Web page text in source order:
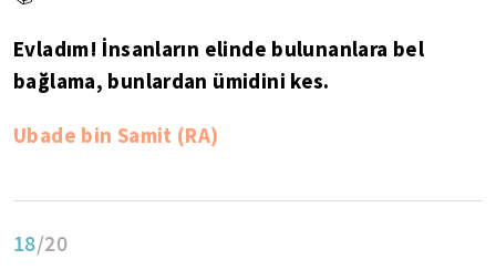
Evladım! İnsanların elinde bulunanlara bel
bağlama, bunlardan ümidini kes.
Ubade bin Samit (RA)
18/20